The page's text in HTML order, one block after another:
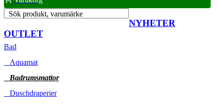
Sök produkt, varumärke
NYHETER
OUTLET
Bad
Aquamat
Badrumsmattor
Duschdraperier